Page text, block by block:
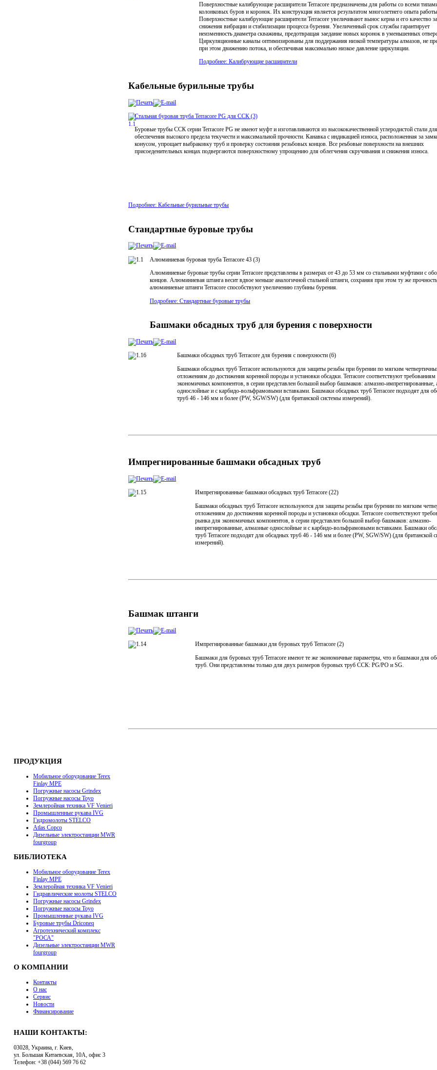
Поверхностные калибрующие расширители Terracore предназначены для работы со всеми
колонковых буров и коронок. Их конструкция является результатом многолетнего опыта
Поверхностные калибрующие расширители Terracore увеличивают вынос керна и его качество
снижения вибрации и стабилизации процесса бурения. Увеличенный срок службы гарантирует
неизменность диаметра скважины, предотвращая заедание новых коронок в уменьшенных
Циркуляционные каналы оптимизированы для поддержания низкой температуры алмазов, не
при этом движению потока, и обеспечивая максимально низкое давление циркуляции.
Подробнее: Калибрующие расширители
Кабельные бурильные трубы
Стальная буровая труба Terracore PG для ССК (3)
Буровые трубы ССК серии Terracore PG не имеют муфт и изготавливаются из высококачественной углеродистой стали для
обеспечения высокого предела текучести и максимальной прочности. Канавка с индикацией износа, расположенная за
конусом, упрощает выбраковку труб и проверку состояния резьбовых концов. Все реьбовые поверхности на внешних
присоеденительных концах подвергаются поверхностному упрощению для облегчения скручивания и снижения износа.
Подробнее: Кабельные бурильные трубы
Стандартные буровые трубы
Алюминиевая буровая труба Terracore 43 (3)
Алюминиевые буровые трубы серии Terracore представлены в размерах от 43 до 53 мм со стальными муфтами с
концов. Алюминиевая штанга весит вдвое меньше аналогичной стальной штанги, сохраняя при этом ту же
алюминиевые штанги Terracore способствуют увеличению глубины бурения.
Подробнее: Стандартные буровые трубы
Башмаки обсадных труб для бурения с поверхности
Башмаки обсадных труб Terracore для бурения с поверхности (6)
Башмаки обсадных труб Terracore используются для защиты резьбы при бурении по мягким
отложениям до достижения коренной породы и установки обсадки. Terracore соответствуют
экономичных компонентов, в серии представлен большой выбор башмаков: алмазно-импрегнированные,
однослойные и с карбидо-вольфрамовыми вставками. Башмаки обсадных труб Terracore подходят для
труб 46 - 146 мм и более (PW, SGW/SW) (для британской системы измерений).
Импрегнированные башмаки обсадных труб
Импрегнированные башмаки обсадных труб Terracore (22)
Башмаки обсадных труб Terracore используются для защиты резьбы при бурении по мягким
отложениям до достижения коренной породы и установки обсадки. Terracore соответствуют
рынка для экономичных компонентов, в серии представлен большой выбор башмаков: алмазно-
импрегнированные, алмазные однослойные и с карбидо-вольфрамовыми вставками. Башмаки
труб Terracore подходят для обсадных труб 46 - 146 мм и более (PW, SGW/SW) (для британской
измерений).
Башмак штанги
Импрегнированные башмаки для буровых труб Terracore (2)
Башмаки для буровых труб Terracore имеют те же экономичные параметры, что и башмаки для
труб. Они представлены только для двух размеров буровых труб ССК: PG/PO и SG.
ПРОДУКЦИЯ
Мобильное оборудование Terex
Finlay MPE
Погружные насосы Grindex
Погружные насосы Toyo
Землеройная техника VF Venieri
Промышленные рукава IVG
Гидромолоты STELCO
Atlas Copco
Дизельные электростанции MWR
fourgroup
БИБЛИОТЕКА
Мобильное оборудование Terex
Finlay MPE
Землеройная техника VF Venieri
Гидравлические молоты STELCO
Погружные насосы Grindex
Погружные насосы Toyo
Промышленные рукава IVG
Буровые трубы Driconeq
Агротехнический комплекс
"РОСА"
Дизельные электростанции MWR
fourgroup
О КОМПАНИИ
Контакты
О нас
Сервис
Новости
Финансирование
НАШИ КОНТАКТЫ:
03028, Украина, г. Киев,
ул. Большая Китаевская, 10А, офис 3
Телефон: +38 (044) 569 76 62